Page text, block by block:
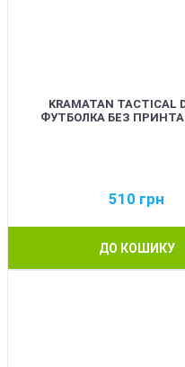
KRAMATAN TACTICAL
ФУТБОЛКА БЕЗ ПРИНТА
510 грн
ДО КОШИКУ